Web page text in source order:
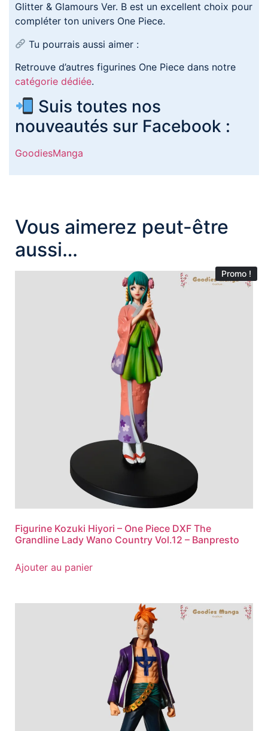
Glitter & Glamours Ver. B est un excellent choix pour
compléter ton univers One Piece.
Tu pourrais aussi aimer :
Retrouve d’autres figurines One Piece dans notre
catégorie dédiée.
Suis toutes nos
nouveautés sur Facebook :
GoodiesManga
Vous aimerez peut-être
aussi…
Promo !
Figurine Kozuki Hiyori – One Piece DXF The
Grandline Lady Wano Country Vol.12 – Banpresto
Ajouter au panier